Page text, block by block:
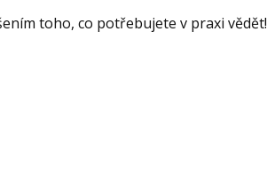
toho, co potřebujete v praxi vědět!